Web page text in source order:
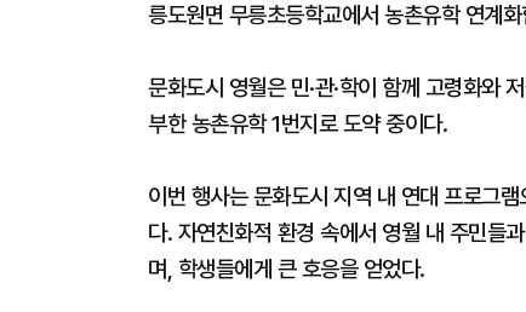
릉도원면 무릉초등학교에서 농촌유학 연계
문화도시 영월은 민·관·학이 함께 고령화와
부한 농촌유학 1번지로 도약 중이다.
이번 행사는 문화도시 지역 내 연대 프로그
다. 자연친화적 환경 속에서 영월 내 주민들
며, 학생들에게 큰 호응을 얻었다.